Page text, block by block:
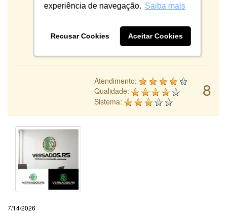
experiência de navegação. Saiba mais
Recusar Cookies Aceitar Cookies
8
Atendimento:
Qualidade:
Sistema:
7/14/2026